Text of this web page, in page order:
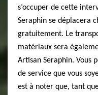
s’occuper de cette
Seraphin se déplacera
gratuitement. Le
matériaux sera
Artisan Seraphin. Vous
de service que vous
est à noter que, tant